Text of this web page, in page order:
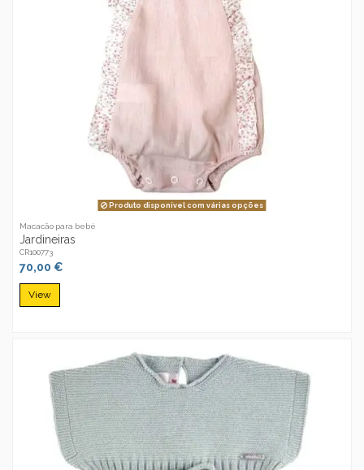
Produto disponível com várias opções
Macacão para bebé
Jardineiras
CR100773
70,00 €
View